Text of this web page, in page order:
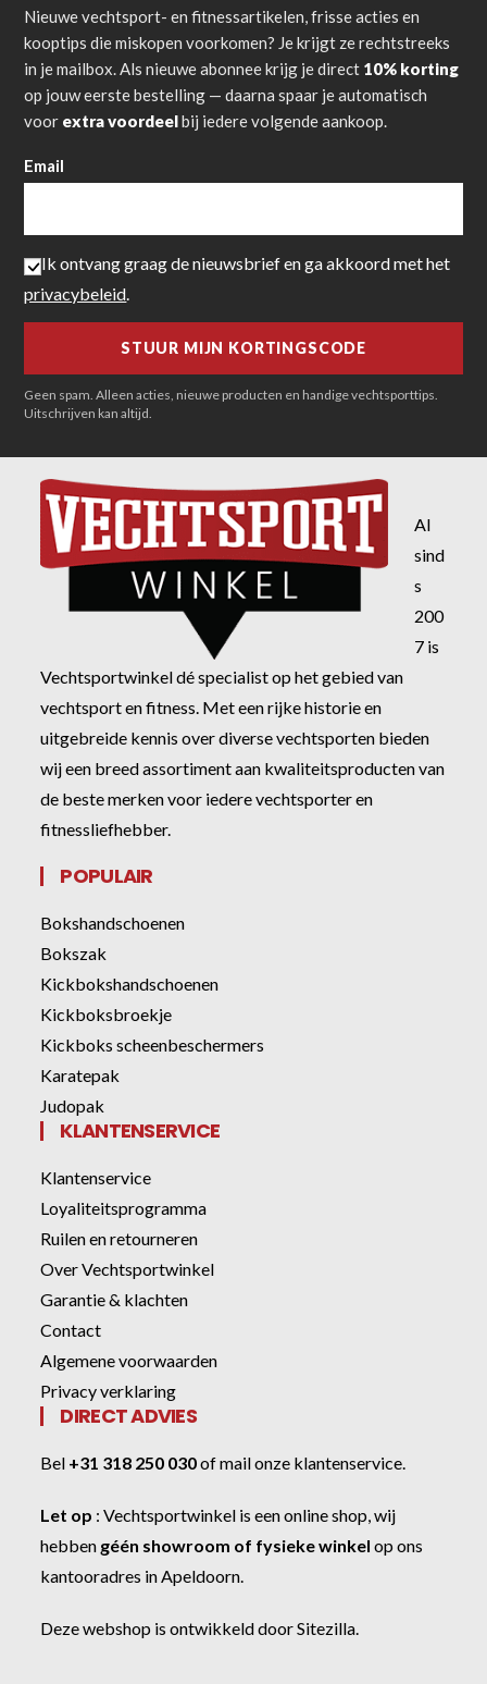
Nieuwe vechtsport- en fitnessartikelen, frisse acties en
kooptips die miskopen voorkomen? Je krijgt ze rechtstreeks
in je mailbox. Als nieuwe abonnee krijg je direct 10% korting
op jouw eerste bestelling — daarna spaar je automatisch
voor extra voordeelbij iedere volgende aankoop.
Email
Ik ontvang graag de nieuwsbrief en ga akkoord met het
privacybeleid.
Geen spam. Alleen acties, nieuwe producten en handige vechtsporttips.
Uitschrijven kan altijd.
Al
sind
s
200
7 is
Vechtsportwinkel dé specialist op het gebied van
vechtsport en fitness. Met een rijke historie en
uitgebreide kennis over diverse vechtsporten bieden
wij een breed assortiment aan kwaliteitsproducten van
de beste merken voor iedere vechtsporter en
fitnessliefhebber.
POPULAIR
Bokshandschoenen
Bokszak
Kickbokshandschoenen
Kickboksbroekje
Kickboks scheenbeschermers
Karatepak
Judopak
KLANTENSERVICE
Klantenservice
Loyaliteitsprogramma
Ruilen en retourneren
Over Vechtsportwinkel
Garantie & klachten
Contact
Algemene voorwaarden
Privacy verklaring
DIRECT ADVIES
Bel +31 318 250 030ofmail onze klantenservice.
Let op :Vechtsportwinkel is een online shop, wij
hebben géén showroom of fysieke winkel op ons
kantooradres in Apeldoorn.
Deze webshop is ontwikkeld doorSitezilla.